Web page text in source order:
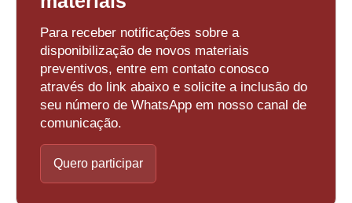
Para receber notificações sobre a
disponibilização de novos materiais
preventivos, entre em contato conosco
através do link abaixo e solicite a inclusão do
seu número de WhatsApp em nosso canal de
comunicação.
Quero participar